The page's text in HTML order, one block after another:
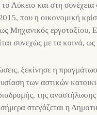
Λύκειο και στη συνέχεια
που η οικονομική
Μηχανικός εργοταξίου,
συνεχώς με τα κοινά, ως
ξεκίνησε η
των αστικών
της
στεγάζεται η